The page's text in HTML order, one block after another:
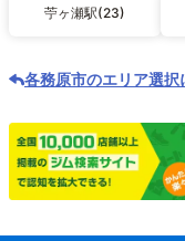
苧ヶ瀬駅(23)
各務原市のエリア選択